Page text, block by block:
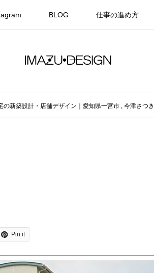
BLOG 仕事の進め方
新築設計・店舗デザイン｜愛知県一宮市 今津さつき
Pin it